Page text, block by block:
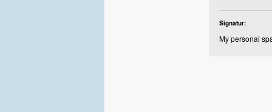
Signatur:
My personal